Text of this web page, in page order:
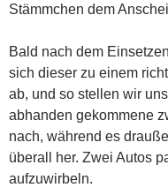
Stämmchen dem
Bald nach dem
sich dieser zu einem
ab, und so stellen wir
abhanden gekommene
nach, während es
überall her. Zwei Autos
aufzuwirbeln.